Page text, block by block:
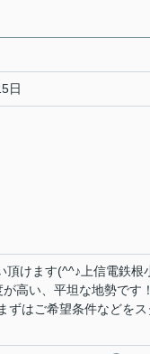
日
けます(^^♪上信電鉄根
高い、平坦な地勢です
ずはご希望条件などをス